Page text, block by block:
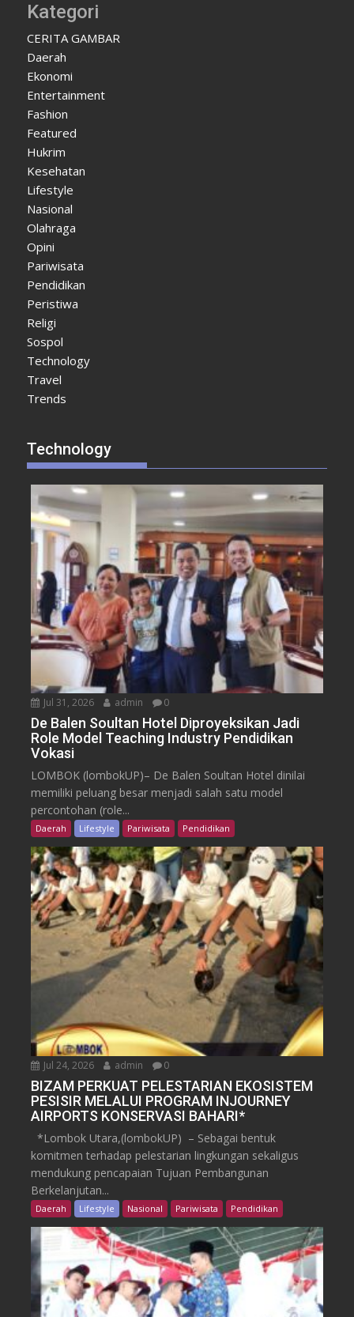
Kategori
CERITA GAMBAR
Daerah
Ekonomi
Entertainment
Fashion
Featured
Hukrim
Kesehatan
Lifestyle
Nasional
Olahraga
Opini
Pariwisata
Pendidikan
Peristiwa
Religi
Sospol
Technology
Travel
Trends
Technology
Jul 31, 2026 admin 0
De Balen Soultan Hotel Diproyeksikan Jadi
Role Model Teaching Industry Pendidikan
Vokasi
LOMBOK (lombokUP)– De Balen Soultan Hotel dinilai
memiliki peluang besar menjadi salah satu model
percontohan (role...
Daerah Lifestyle Pariwisata Pendidikan
Jul 24, 2026 admin 0
BIZAM PERKUAT PELESTARIAN EKOSISTEM
PESISIR MELALUI PROGRAM INJOURNEY
AIRPORTS KONSERVASI BAHARI*
*Lombok Utara,(lombokUP) – Sebagai bentuk
komitmen terhadap pelestarian lingkungan sekaligus
mendukung pencapaian Tujuan Pembangunan
Berkelanjutan...
Daerah Lifestyle Nasional Pariwisata Pendidikan